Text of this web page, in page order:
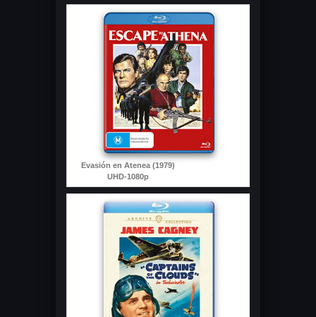
Evasión en Atenea (1979)
UHD-1080p